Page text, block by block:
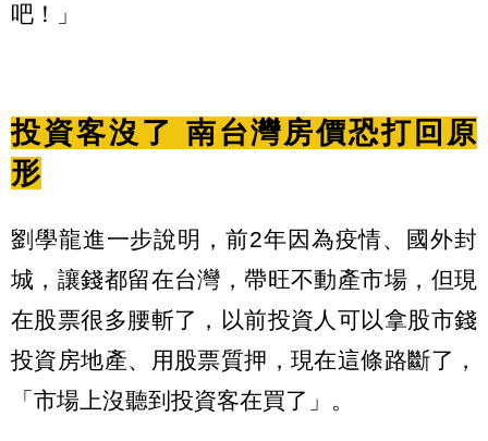
吧！」
投資客沒了 南台灣房價恐打回原
形
劉學龍進一步說明，前2年因為疫情、國外封
城，讓錢都留在台灣，帶旺不動產市場，但現
在股票很多腰斬了，以前投資人可以拿股市錢
投資房地產、用股票質押，現在這條路斷了，
「市場上沒聽到投資客在買了」。